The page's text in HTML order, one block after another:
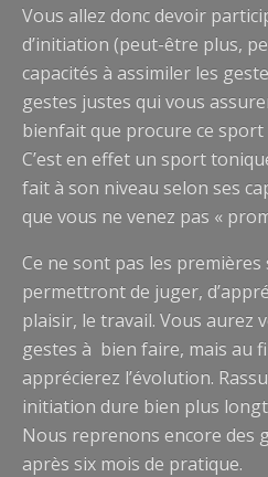
Vous allez donc devoir
d’initiation (peut-être plus,
capacités à assimiler les
gestes justes qui vous
bienfait que procure ce sport
C’est en effet un sport
fait à son niveau selon ses
que vous ne venez pas «
Ce ne sont pas les premières
permettront de juger,
plaisir, le travail. Vous aurez
gestes à bien faire, mais au
apprécierez l’évolution.
initiation dure bien plus
Nous reprenons encore des
après six mois de pratique.